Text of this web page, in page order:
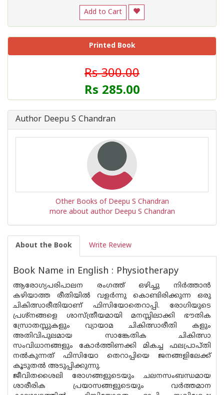
Add to Cart
Printed Book
Rs 300.00
Rs 285.00
Author Deepu S Chandran
Other Books of Deepu S Chandran
more about author Deepu S Chandran
About the Book Write Review
Book Name in English : Physiotherapy
ആരോഗ്യപരിപാലന രംഗത്ത് ഒഴിച്ചു നിർത്താൻ
കഴിയാത്ത രീതിയിൽ വളർന്നു കൊണ്ടിരിക്കുന്ന ഒരു
ചികിത്സാരീതിയാണ് ഫിസിയോതെറാപ്പി. രോഗിയുടെ
പ്രശ്‌നങ്ങളെ ശാസ്ത്രീയമായി മനസ്സിലാക്കി ഭൗതിക
സ്രോതസ്സുകളും വ്യായാമ ചികിത്സാരീതി കളും
അതിവിപുലമായ സാങ്കേതിക ചികിത്സാ
സംവിധാനങ്ങളും കോർത്തിണക്കി മികച്ച ഫലപ്രാപ്‌തി
നൽകുന്നത് ഫിസിയോ തെറാപ്പിയെ ജനങ്ങളിലേക്ക്
കൂടുതൽ അടുപ്പിക്കുന്നു.
ജീവിതശൈലി രോഗങ്ങളുടെയും ചലനസംബന്ധമായ
ശാരീരിക പ്രയാസങ്ങളുടെയും വർത്തമാന